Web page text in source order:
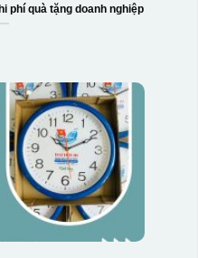
phí quà tặng doanh nghiệp